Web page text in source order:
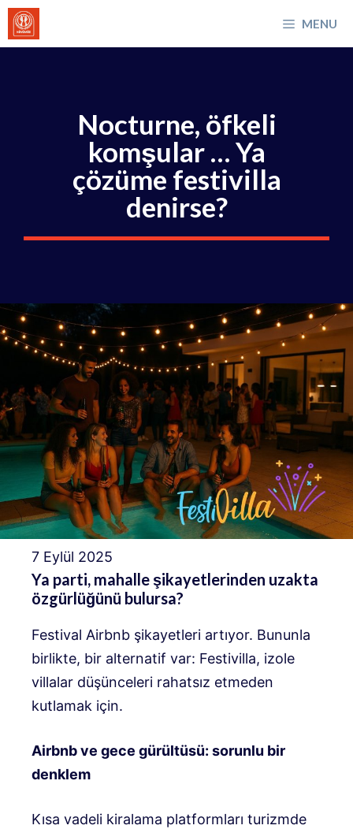
İçeriğe
atla
MENU
Nocturne, öfkeli
komşular … Ya
çözüme festivilla
denirse?
7 Eylül 2025
Ya parti, mahalle şikayetlerinden uzakta
özgürlüğünü bulursa?
Festival Airbnb şikayetleri artıyor. Bununla
birlikte, bir alternatif var: Festivilla, izole
villalar düşünceleri rahatsız etmeden
kutlamak için.
Airbnb ve gece gürültüsü: sorunlu bir
denklem
Kısa vadeli kiralama platformları turizmde